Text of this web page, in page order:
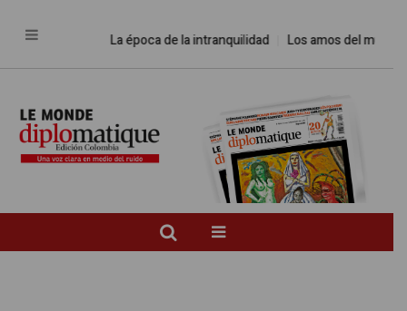
La época de la intranquilidad Los amos del mundo